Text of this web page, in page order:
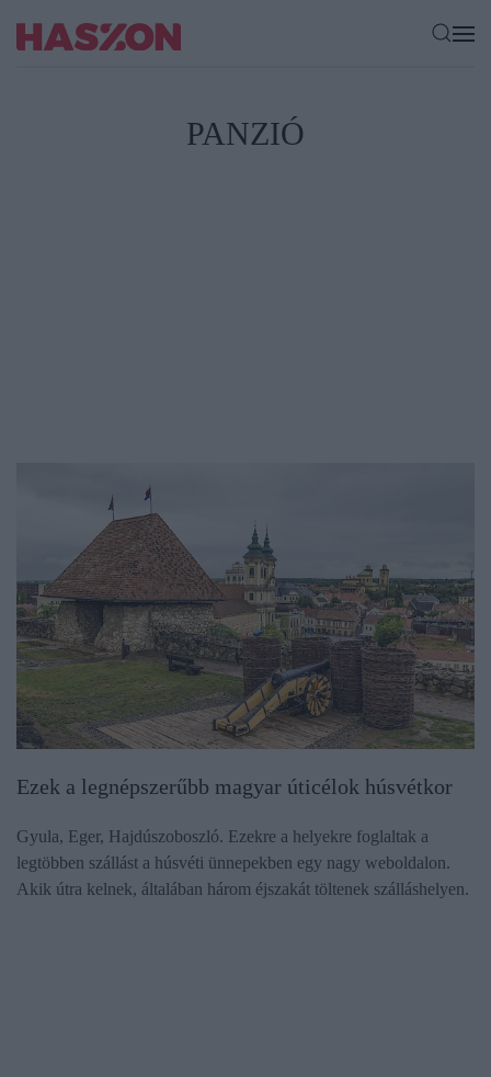
PANZIÓ
Ezek a legnépszerűbb magyar úticélok húsvétkor
Gyula, Eger, Hajdúszoboszló. Ezekre a helyekre foglaltak a
legtöbben szállást a húsvéti ünnepekben egy nagy weboldalon.
Akik útra kelnek, általában három éjszakát töltenek szálláshelyen.